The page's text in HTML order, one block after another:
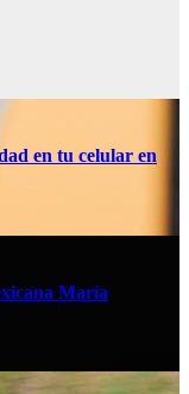
en tu celular en
María